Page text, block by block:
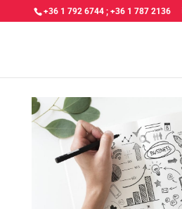
+36 1 792 6744 ;+36 1 787 2136